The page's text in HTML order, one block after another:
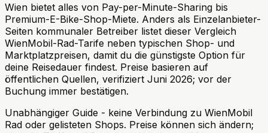
Wien bietet alles von Pay-per-Minute-Sharing bis
Premium-E-Bike-Shop-Miete. Anders als Einzelanbieter-
Seiten kommunaler Betreiber listet dieser Vergleich
WienMobil-Rad-Tarife neben typischen Shop- und
Marktplatzpreisen, damit du die günstigste Option für
deine Reisedauer findest. Preise basieren auf
öffentlichen Quellen, verifiziert Juni 2026; vor der
Buchung immer bestätigen.
Unabhängiger Guide - keine Verbindung zu WienMobil
Rad oder gelisteten Shops. Preise können sich ändern;